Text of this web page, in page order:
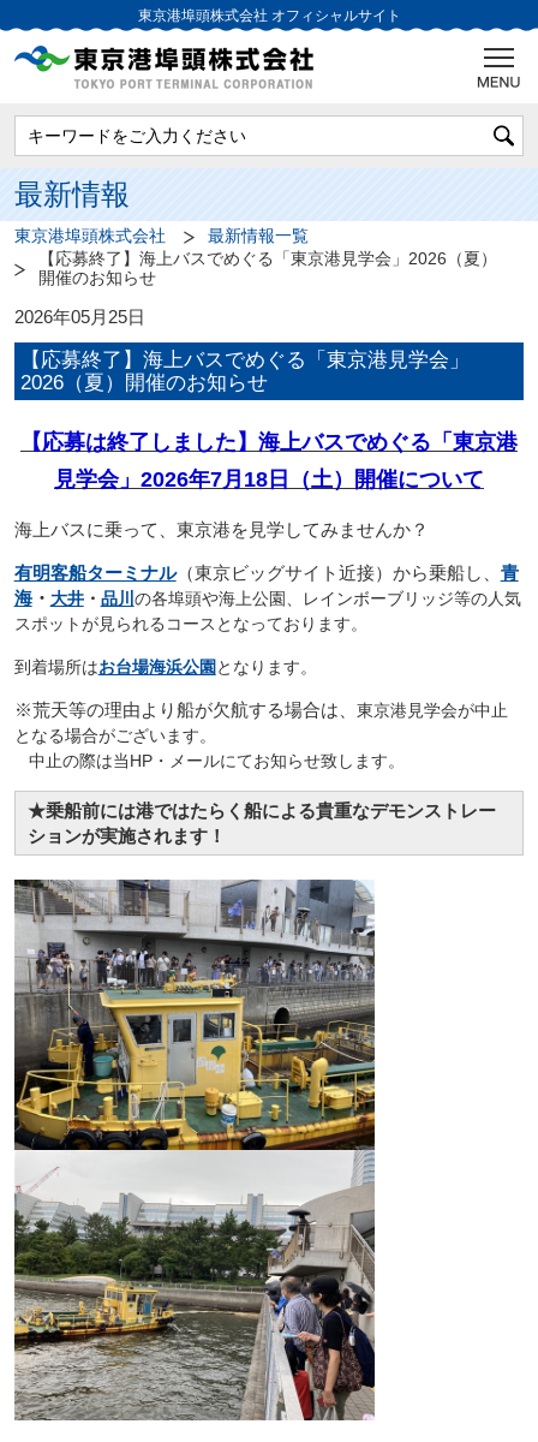
東京港埠頭株式会社 オフィシャルサイト
最新情報
東京港埠頭株式会社
最新情報一覧
【応募終了】海上バスでめぐる「東京港見学会」2026（夏）
開催のお知らせ
2026年05月25日
【応募終了】海上バスでめぐる「東京港見学会」
2026（夏）開催のお知らせ
【応募は終了しました】海上バスでめぐる「東京港
見学会」2026年7月18日（土）開催について
海上バスに乗って、東京港を見学してみませんか？
有明客船ターミナル（東京ビッグサイト近接）から乗船し、 青
海・ 大井・ 品川 の各埠頭や海上公園、レインボーブリッジ等の人気
スポットが見られるコースとなっております。
到着場所はお台場海浜公園 となります。
※荒天等の理由より船が欠航する場合は、 東京港見学会が中止
となる場合がございます。
中止の際は当HP・メールにてお知らせ致します。
★乗船前には港ではたらく船による貴重なデモンストレー
ションが実施されます！